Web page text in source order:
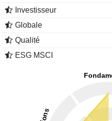
Investisseur
Globale
Qualité
ESG MSCI